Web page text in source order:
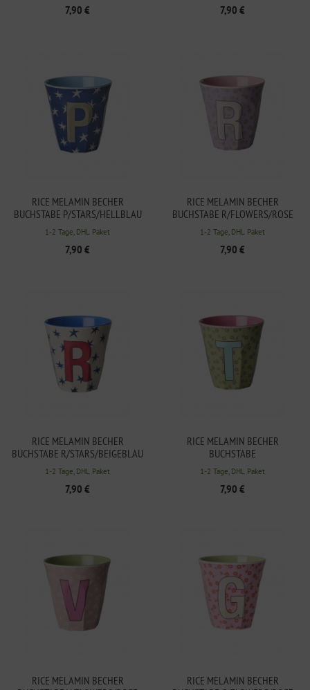
7,90 € 7,90 €
RICE MELAMIN BECHER
BUCHSTABE P/STARS/HELLBLAU
250ML
1-2 Tage, DHL Paket
7,90 €
RICE MELAMIN BECHER
BUCHSTABE R/FLOWERS/ROSE
250ML
1-2 Tage, DHL Paket
7,90 €
RICE MELAMIN BECHER
BUCHSTABE R/STARS/BEIGEBLAU
250ML
1-2 Tage, DHL Paket
7,90 €
RICE MELAMIN BECHER
BUCHSTABE
T/FLOWERS/HELLGRÜN 250ML
1-2 Tage, DHL Paket
7,90 €
RICE MELAMIN BECHER
RICE MELAMIN BECHER